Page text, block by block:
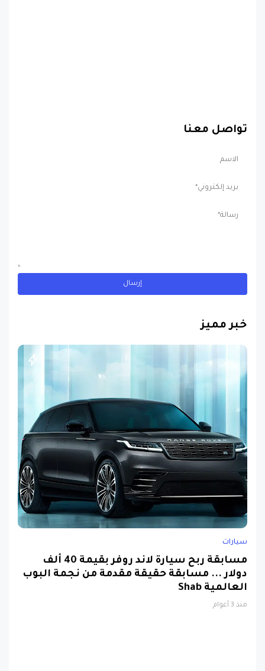
تواصل معنا
خبر مميز
سيارات
مسابقة ربح سيارة لاند روفر بقيمة 40 ألف
دولار ... مسابقة حقيقة مقدمة من نجمة البوب
العالمية Shab
منذ 3 أعوام